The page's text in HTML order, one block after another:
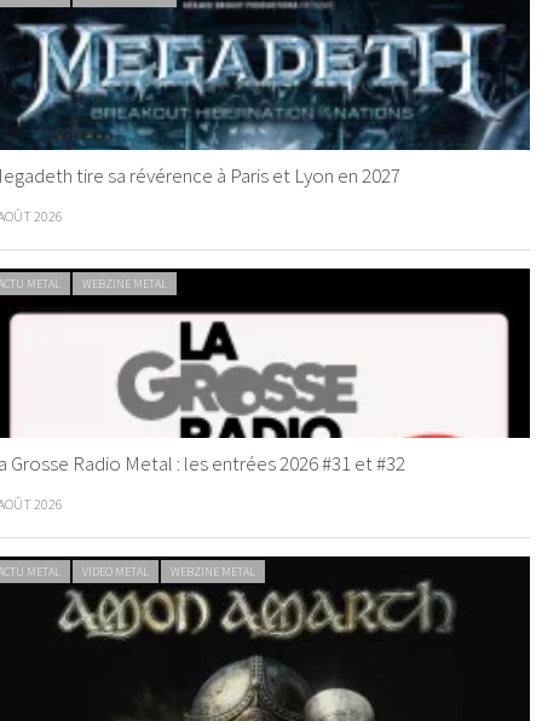
tire sa révérence à Paris et Lyon en 2027
2026
METAL WEBZINE METAL
Grosse Radio Metal : les entrées 2026 #31 et #32
2026
METAL VIDEO METAL WEBZINE METAL